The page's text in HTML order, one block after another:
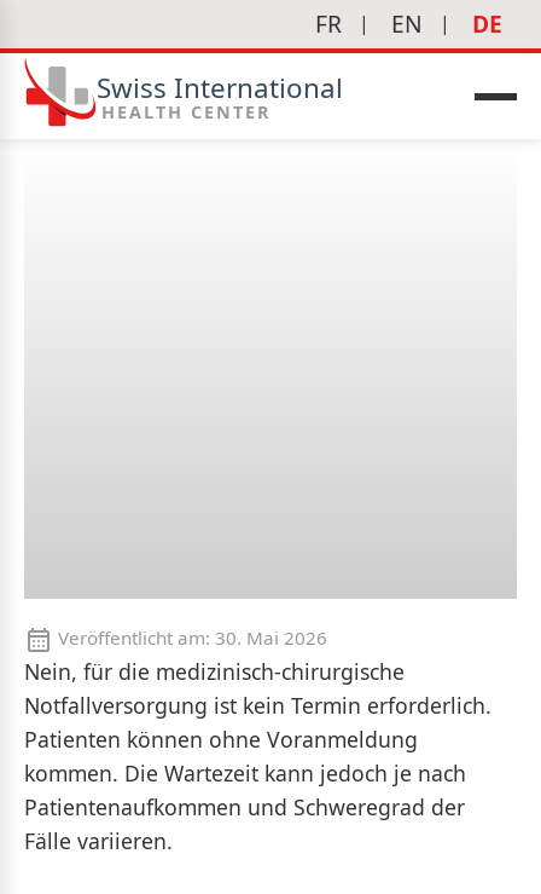
FR EN DE
Swiss International
HEALTH CENTER
Veröffentlicht am: 30. Mai 2026
Nein, für die medizinisch-chirurgische
Notfallversorgung ist kein Termin erforderlich.
Patienten können ohne Voranmeldung
kommen. Die Wartezeit kann jedoch je nach
Patientenaufkommen und Schweregrad der
Fälle variieren.